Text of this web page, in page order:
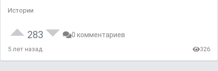
Истории
283 0 комментариев
5 лет назад 326